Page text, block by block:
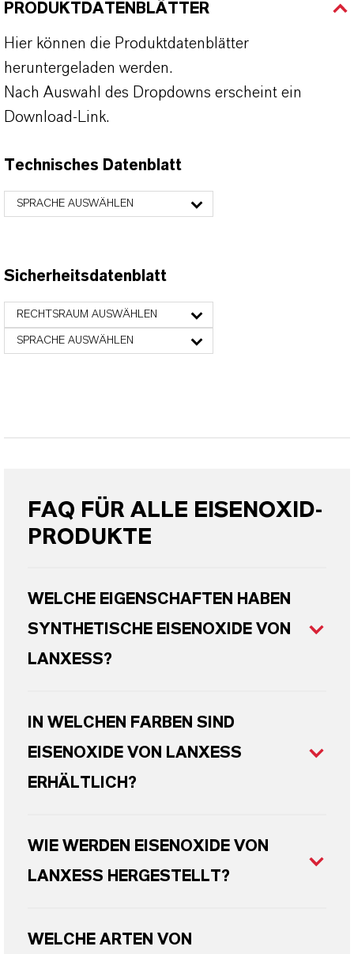
PRODUKTDATENBLÄTTER
Hier können die Produktdatenblätter
heruntergeladen werden.
Nach Auswahl des Dropdowns erscheint ein
Download-Link.
Technisches Datenblatt
SPRACHE AUSWÄHLEN
Sicherheitsdatenblatt
RECHTSRAUM AUSWÄHLEN
SPRACHE AUSWÄHLEN
FAQ FÜR ALLE EISENOXID-
PRODUKTE
WELCHE EIGENSCHAFTEN HABEN
SYNTHETISCHE EISENOXIDE VON
LANXESS?
IN WELCHEN FARBEN SIND
EISENOXIDE VON LANXESS
ERHÄLTLICH?
WIE WERDEN EISENOXIDE VON
LANXESS HERGESTELLT?
WELCHE ARTEN VON